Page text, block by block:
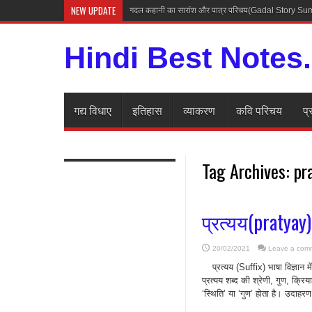
NEW UPDATE गदल कहानी का सारांश और पात्र परिचय(Gadal Story
Hindi Best
गद्य विधाए इतिहास व्याकरण कवि परिचय
Tag Archives:
प्रत्यय(pratyay)
20/02/2021 Leave a
प्रत्यय (Suffix) भाषा
प्रत्यय शब्द की श्रेणी, गुण,
‘स्थिति’ या ‘गुण’ होता है।